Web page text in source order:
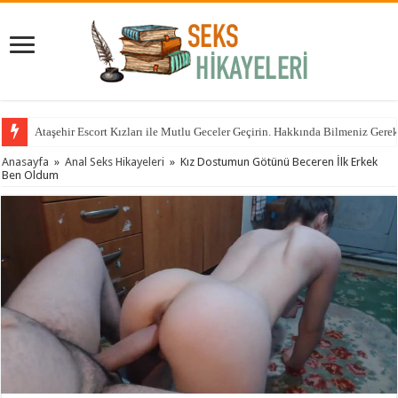
Ataşehir Escort Kızları ile Mutlu Geceler Geçirin. Hakkında Bilmeniz
Anasayfa » Anal Seks Hikayeleri » Kız Dostumun Götünü Beceren İlk Erkek
Ben Oldum